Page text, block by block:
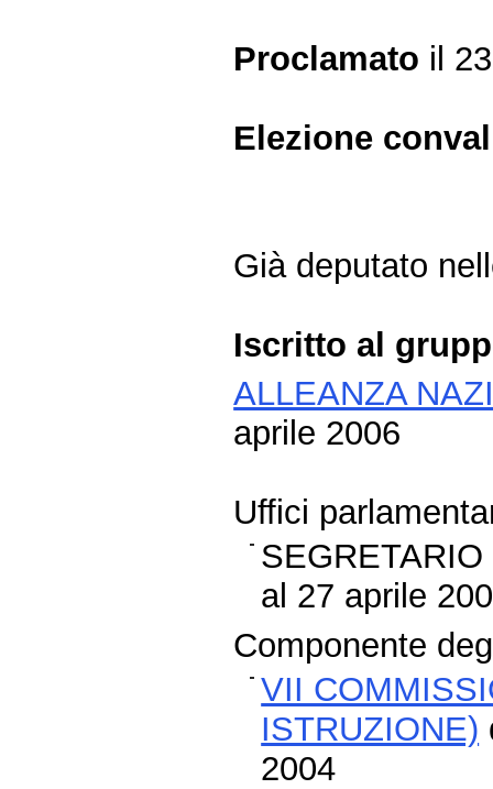
Proclamato il
Elezione
Già deputato
Iscritto al
ALLEANZA
aprile 2006
Uffici
al 27 aprile
Componente
VII
ISTRUZIONE)
2004